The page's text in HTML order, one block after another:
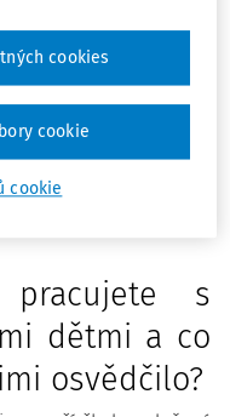
snaží o systematickou
žáků v oblasti
práci ve skupině
skupiny. Výuka je v
pracujete s
dětmi a co
osvědčilo?
cookie
cookies
cookie